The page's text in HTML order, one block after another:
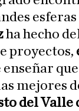
ha hecho
proyectos,
enseñar
mejores
del Valle